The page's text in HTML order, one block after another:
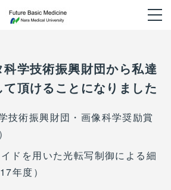
学技術振興財団から私達
頂けることになりました
技術振興財団・画像科学奨励賞
ドを用いた光転写制御による細
年度）